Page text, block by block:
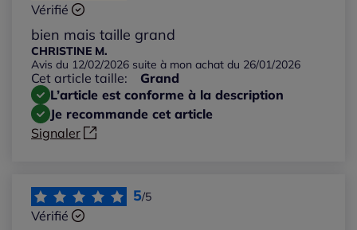
Les plus anciens
Notes les plus élevées
Notes les plus basses
Vérifié
bien mais taille grand
CHRISTINE M.
Avis du 12/02/2026 suite à mon achat du 26/01/2026
Cet article taille:
Grand
L’article est conforme à la description
Je recommande cet article
Signaler
5/5
Vérifié